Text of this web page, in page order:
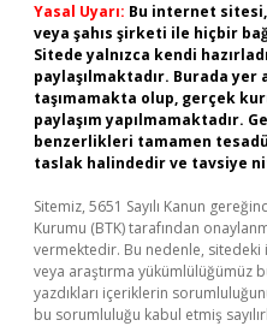
Yasal Uyarı: Bu internet
veya şahıs şirketi ile hiçbir
Sitede yalnızca kendi
paylaşılmaktadır. Burada
taşımamakta olup, gerçek
paylaşım yapılmamaktadır.
benzerlikleri tamamen
taslak halindedir ve tavsiye
Sitemiz, 5651 Sayılı Kanun
Kurumu (BTK) tarafından
vermektedir. Bu nedenle,
veya araştırma yükümlülüğümüz
yazdıkları içeriklerin
bu sorumluluğu kabul etmiş